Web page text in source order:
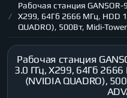
Рабочая станция
X299, 64Гб 2666 МГц, HDD
QUADRO), 500Вт, Midi-
Рабочая станция
3.0 ГГц, X299, 64Гб
(NVIDIA QUADRO),